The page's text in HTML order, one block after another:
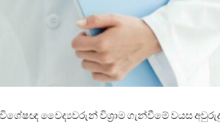
වෛද්‍යවරුන් විශ්‍රාම ගැන්වීමේ වයස